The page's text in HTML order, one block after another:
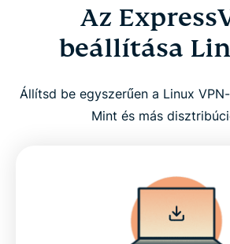
Az
beállítása
Állítsd be egyszerűen a Linux
Mint és más